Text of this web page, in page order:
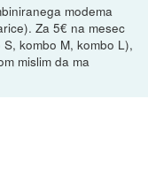
modema
Za 5€ na mesec
kombo M, kombo L),
mislim da ma